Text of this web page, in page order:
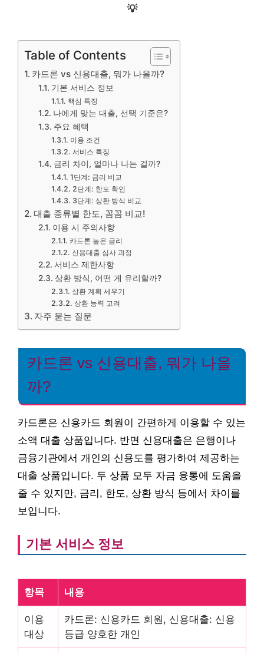
💡
Table of Contents
카드론 vs 신용대출, 뭐가 나을까?
기본 서비스 정보
핵심 특징
나에게 맞는 대출, 선택 기준은?
주요 혜택
이용 조건
서비스 특징
금리 차이, 얼마나 나는 걸까?
1단계: 금리 비교
2단계: 한도 확인
3단계: 상환 방식 비교
대출 종류별 한도, 꼼꼼 비교!
이용 시 주의사항
카드론 높은 금리
신용대출 심사 과정
서비스 제한사항
상환 방식, 어떤 게 유리할까?
상환 계획 세우기
상환 능력 고려
자주 묻는 질문
카드론 vs 신용대출, 뭐가 나을
까?
카드론은 신용카드 회원이 간편하게 이용할 수 있는
소액 대출 상품입니다. 반면 신용대출은 은행이나
금융기관에서 개인의 신용도를 평가하여 제공하는
대출 상품입니다. 두 상품 모두 자금 융통에 도움을
줄 수 있지만, 금리, 한도, 상환 방식 등에서 차이를
보입니다.
기본 서비스 정보
항목 내용
이용
대상
카드론: 신용카드 회원, 신용대출: 신용
등급 양호한 개인